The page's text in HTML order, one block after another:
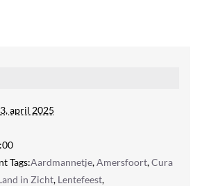
april 2025
Tags:Aardmannetje,Amersfoort,Cura
in Zicht, Lentefeest,